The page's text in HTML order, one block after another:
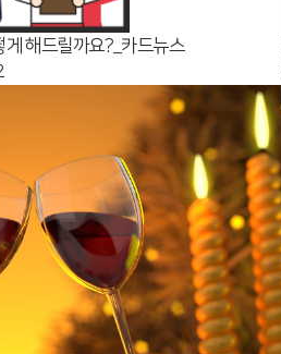
해드릴까요?_카드뉴스